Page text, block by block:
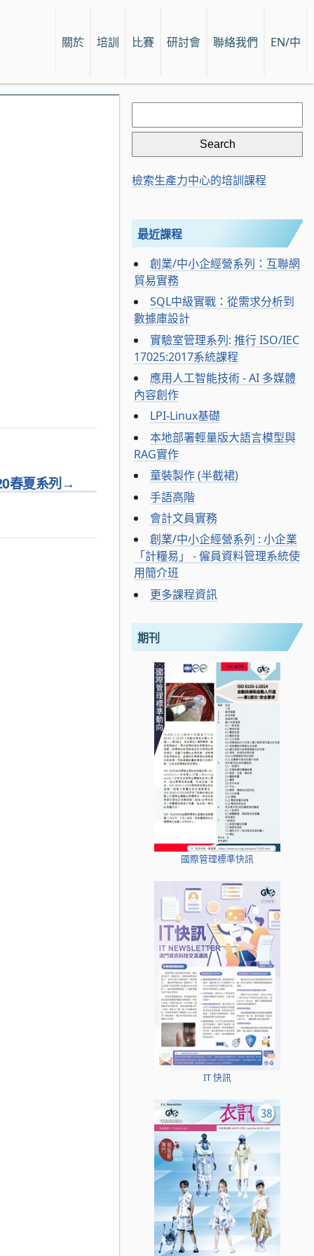
關於 培訓 比賽 研討會 聯絡我們 EN/中
→
春夏系列
Search
for:
檢索生產力中心的培訓課程
最近課程
創業/中小企經營系列：互聯網
貿易實務
SQL中級實戰：從需求分析到
數據庫設計
實驗室管理系列: 推行 ISO/IEC
17025:2017系統課程
應用人工智能技術 - AI 多媒體
內容創作
LPI-Linux基礎
本地部署輕量版大語言模型與
RAG實作
童裝製作 (半截裙)
手語高階
會計文員實務
創業/中小企經營系列 : 小企業
「計糧易」 - 僱員資料管理系統使
用簡介班
更多課程資訊
期刊
國際管理標準快訊
IT 快訊